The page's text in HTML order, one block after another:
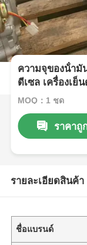
ความจุของน้ํามั
ดีเซล เครื่องเย็
ปริมาณ 6KW เค
MOQ：1 ชุด
ราคาถู
รายละเอียดสินค้า
ชื่อแบรนด์